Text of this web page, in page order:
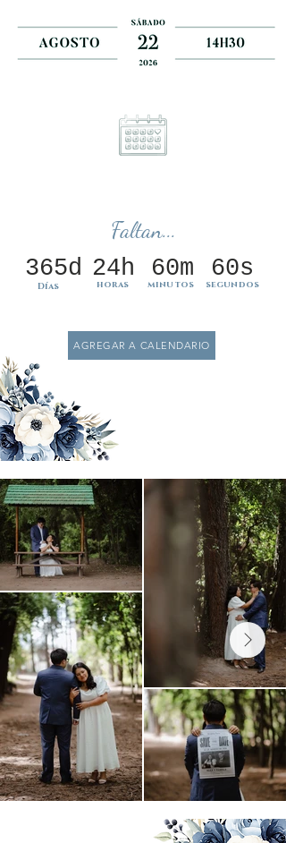
Faltan...
365d 24h 60m 60s
Días horas minutos segundos
AGREGAR A CALENDARIO